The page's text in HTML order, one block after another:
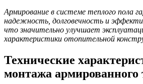
Армирование в системе теплого пола
надежность, долговечность и
что значительно улучшает
характеристики отопительной
Технические
монтажа армированного